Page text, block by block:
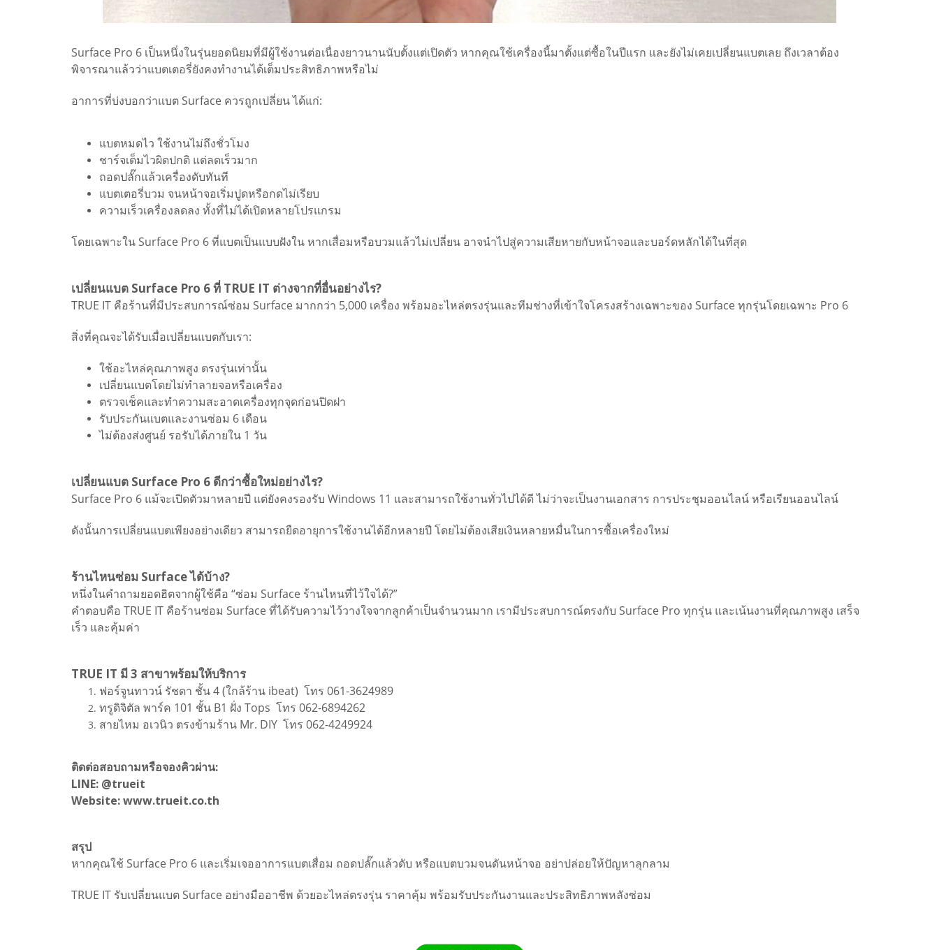
Surface Pro 6 เป็นหนึ่งในรุ่นยอดนิยมที่มีผู้ใช้งานต่อเนื่องยาวนานนับตั้งแต่เปิดตัว หากคุณใช้เครื่องนี้มาตั้งแต่ซื้อในปีแรก และยังไม่เคยเปลี่ยนแบตเลย ถึงเวลาต้อง
พิจารณาแล้วว่าแบตเตอรี่ยังคงทำงานได้เต็มประสิทธิภาพหรือไม่
อาการที่บ่งบอกว่าแบต Surface ควรถูกเปลี่ยน ได้แก่:
แบตหมดไว ใช้งานไม่ถึงชั่วโมง
ชาร์จเต็มไวผิดปกติ แต่ลดเร็วมาก
ถอดปลั๊กแล้วเครื่องดับทันที
แบตเตอรี่บวม จนหน้าจอเริ่มปูดหรือกดไม่เรียบ
ความเร็วเครื่องลดลง ทั้งที่ไม่ได้เปิดหลายโปรแกรม
โดยเฉพาะใน Surface Pro 6 ที่แบตเป็นแบบฝังใน หากเสื่อมหรือบวมแล้วไม่เปลี่ยน อาจนำไปสู่ความเสียหายกับหน้าจอและบอร์ดหลักได้ในที่สุด
เปลี่ยนแบต Surface Pro 6 ที่ TRUE IT ต่างจากที่อื่นอย่างไร?
TRUE IT คือร้านที่มีประสบการณ์ซ่อม Surface มากกว่า 5,000 เครื่อง พร้อมอะไหล่ตรงรุ่นและทีมช่างที่เข้าใจโครงสร้างเฉพาะของ Surface ทุกรุ่นโดยเฉพาะ Pro 6
สิ่งที่คุณจะได้รับเมื่อเปลี่ยนแบตกับเรา:
ใช้อะไหล่คุณภาพสูง ตรงรุ่นเท่านั้น
เปลี่ยนแบตโดยไม่ทำลายจอหรือเครื่อง
ตรวจเช็คและทำความสะอาดเครื่องทุกจุดก่อนปิดฝา
รับประกันแบตและงานซ่อม 6 เดือน
ไม่ต้องส่งศูนย์ รอรับได้ภายใน 1 วัน
เปลี่ยนแบต Surface Pro 6 ดีกว่าซื้อใหม่อย่างไร?
Surface Pro 6 แม้จะเปิดตัวมาหลายปี แต่ยังคงรองรับ Windows 11 และสามารถใช้งานทั่วไปได้ดี ไม่ว่าจะเป็นงานเอกสาร การประชุมออนไลน์ หรือเรียนออนไลน์
ดังนั้นการเปลี่ยนแบตเพียงอย่างเดียว สามารถยืดอายุการใช้งานได้อีกหลายปี โดยไม่ต้องเสียเงินหลายหมื่นในการซื้อเครื่องใหม่
ร้านไหนซ่อม Surface ได้บ้าง?
หนึ่งในคำถามยอดฮิตจากผู้ใช้คือ “ซ่อม Surface ร้านไหนที่ไว้ใจได้?”
คำตอบคือ TRUE IT คือร้านซ่อม Surface ที่ได้รับความไว้วางใจจากลูกค้าเป็นจำนวนมาก เรามีประสบการณ์ตรงกับ Surface Pro ทุกรุ่น และเน้นงานที่คุณภาพสูง เสร็จ
เร็ว และคุ้มค่า
TRUE IT มี 3 สาขาพร้อมให้บริการ
ฟอร์จูนทาวน์ รัชดา ชั้น 4 (ใกล้ร้าน ibeat) โทร 061-3624989
ทรูดิจิตัล พาร์ค 101 ชั้น B1 ฝั่ง Tops โทร 062-6894262
สายไหม อเวนิว ตรงข้ามร้าน Mr. DIY โทร 062-4249924
ติดต่อสอบถามหรือจองคิวผ่าน:
LINE: @trueit
Website: www.trueit.co.th
สรุป
หากคุณใช้ Surface Pro 6 และเริ่มเจออาการแบตเสื่อม ถอดปลั๊กแล้วดับ หรือแบตบวมจนดันหน้าจอ อย่าปล่อยให้ปัญหาลุกลาม
TRUE IT รับเปลี่ยนแบต Surface อย่างมืออาชีพ ด้วยอะไหล่ตรงรุ่น ราคาคุ้ม พร้อมรับประกันงานและประสิทธิภาพหลังซ่อม